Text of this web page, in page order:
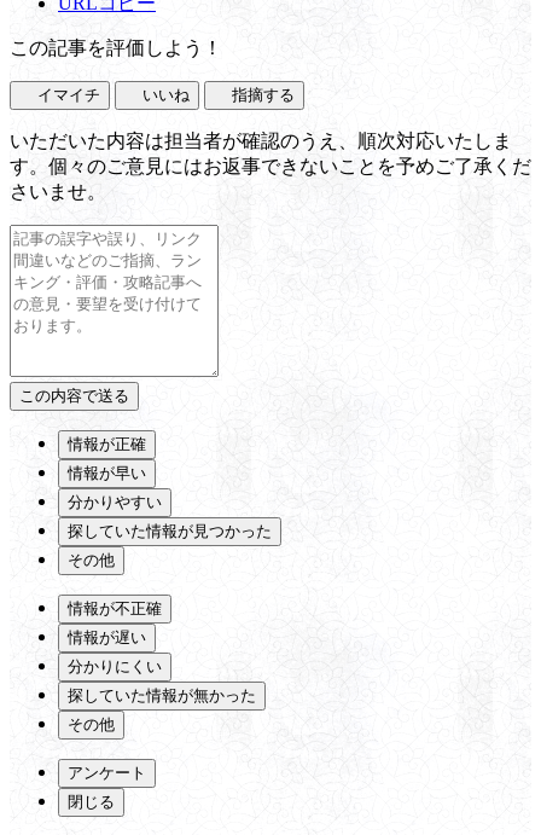
この記事を評価しよう！
イマイチ いいね 指摘する
いただいた内容は担当者が確認のうえ、順次対応いたしま
す。個々のご意見にはお返事できないことを予めご了承くだ
さいませ。
情報が正確
情報が早い
分かりやすい
探していた情報が見つかった
その他
情報が不正確
情報が遅い
分かりにくい
探していた情報が無かった
その他
アンケート
閉じる